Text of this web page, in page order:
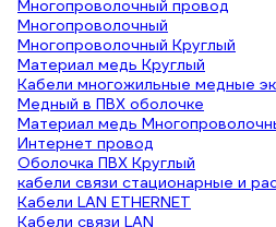
Многопроволочный провод
Многопроволочный
Многопроволочный Круглый
Материал медь Круглый
Кабели многожильные медные
Медный в ПВХ оболочке
Материал медь
Интернет провод
Оболочка ПВХ Круглый
кабели связи стационарные и
Кабели LAN ETHERNET
Кабели связи LAN